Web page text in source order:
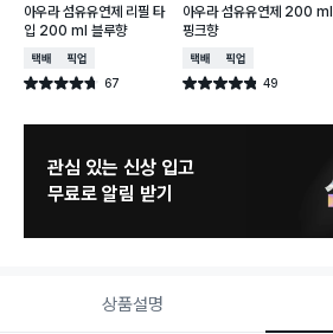
아우라 섬유유연제 리필 타
입 200 ml 블루향
택배배송매장픽업
별점 4.7점 67
건 작성
아우라 섬유유연제 200 ml
핑크향
택배배송매장픽업
별점 4.8점 49
건 작성
관심 있는 신상 입고
무료로 알림 받기
상품설명